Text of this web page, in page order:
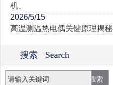
机、
2026/5/15
高温测温热电偶关键原理揭秘
搜索 Search